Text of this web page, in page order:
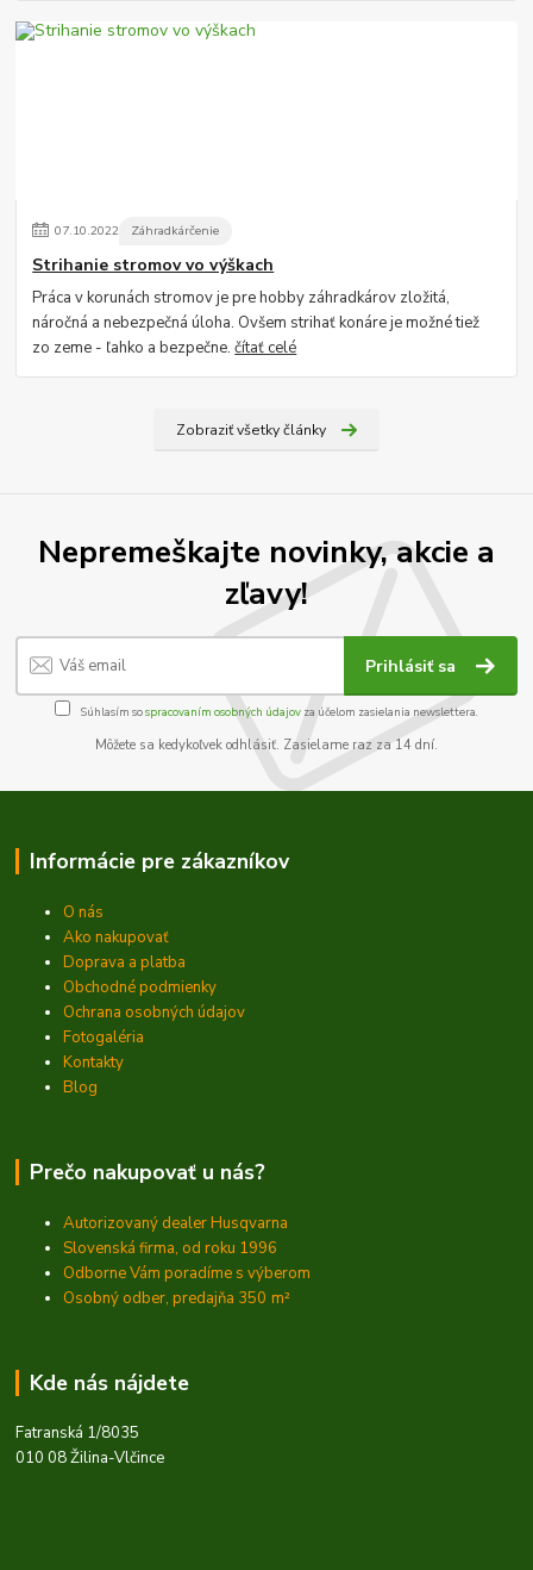
07.10.2022 Záhradkárčenie
Strihanie stromov vo výškach
Práca v korunách stromov je pre hobby záhradkárov zložitá,
náročná a nebezpečná úloha. Ovšem strihať konáre je možné tiež
zo zeme - ľahko a bezpečne.čítať celé
Zobraziť všetky články
Nepremeškajte novinky, akcie a
zľavy!
Prihlásiť sa
Súhlasím sospracovaním osobných údajov za účelom zasielania newslettera.
Môžete sa kedykoľvek odhlásiť. Zasielame raz za 14 dní.
Informácie pre zákazníkov
O nás
Ako nakupovať
Doprava a platba
Obchodné podmienky
Ochrana osobných údajov
Fotogaléria
Kontakty
Blog
Prečo nakupovať u nás?
Autorizovaný dealer Husqvarna
Slovenská firma, od roku 1996
Odborne Vám poradíme s výberom
Osobný odber, predajňa 350 m²
Kde nás nájdete
Fatranská 1/8035
010 08 Žilina-Vlčince